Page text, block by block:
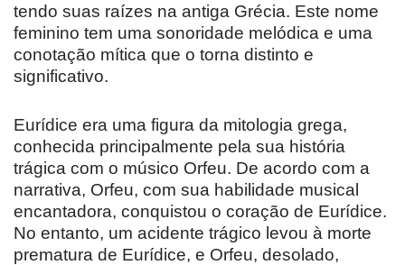
tendo suas raízes na antiga Grécia. Este nome
feminino tem uma sonoridade melódica e uma
conotação mítica que o torna distinto e
significativo.
Eurídice era uma figura da mitologia grega,
conhecida principalmente pela sua história
trágica com o músico Orfeu. De acordo com a
narrativa, Orfeu, com sua habilidade musical
encantadora, conquistou o coração de Eurídice.
No entanto, um acidente trágico levou à morte
prematura de Eurídice, e Orfeu, desolado,